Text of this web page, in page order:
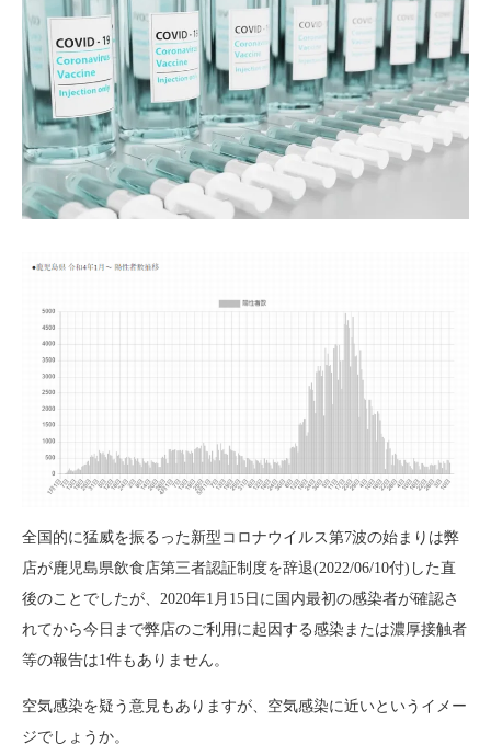
全国的に猛威を振るった新型コロナウイルス第7波の始まりは弊
店が鹿児島県飲食店第三者認証制度を辞退(2022/06/10付)した直
後のことでしたが、2020年1月15日に国内最初の感染者が確認さ
れてから今日まで弊店のご利用に起因する感染または濃厚接触者
等の報告は1件もありません。
空気感染を疑う意見もありますが、空気感染に近いというイメー
ジでしょうか。